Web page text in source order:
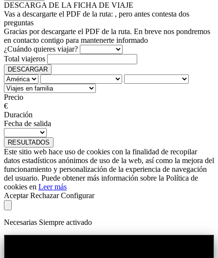
DESCARGA DE LA FICHA DE VIAJE
Vas a descargarte el PDF de la ruta: , pero antes contesta dos
preguntas
Gracias por descargarte el PDF de la ruta. En breve nos pondremos
en contacto contigo para mantenerte informado
¿Cuándo quieres viajar?
Total viajeros
DESCARGAR
Precio
€
Duración
Fecha de salida
RESULTADOS
Este sitio web hace uso de cookies con la finalidad de recopilar
datos estadísticos anónimos de uso de la web, así como la mejora del
funcionamiento y personalización de la experiencia de navegación
del usuario. Puede obtener más información sobre la Política de
cookies en Leer más
Aceptar Rechazar Configurar
Necesarias Siempre activado